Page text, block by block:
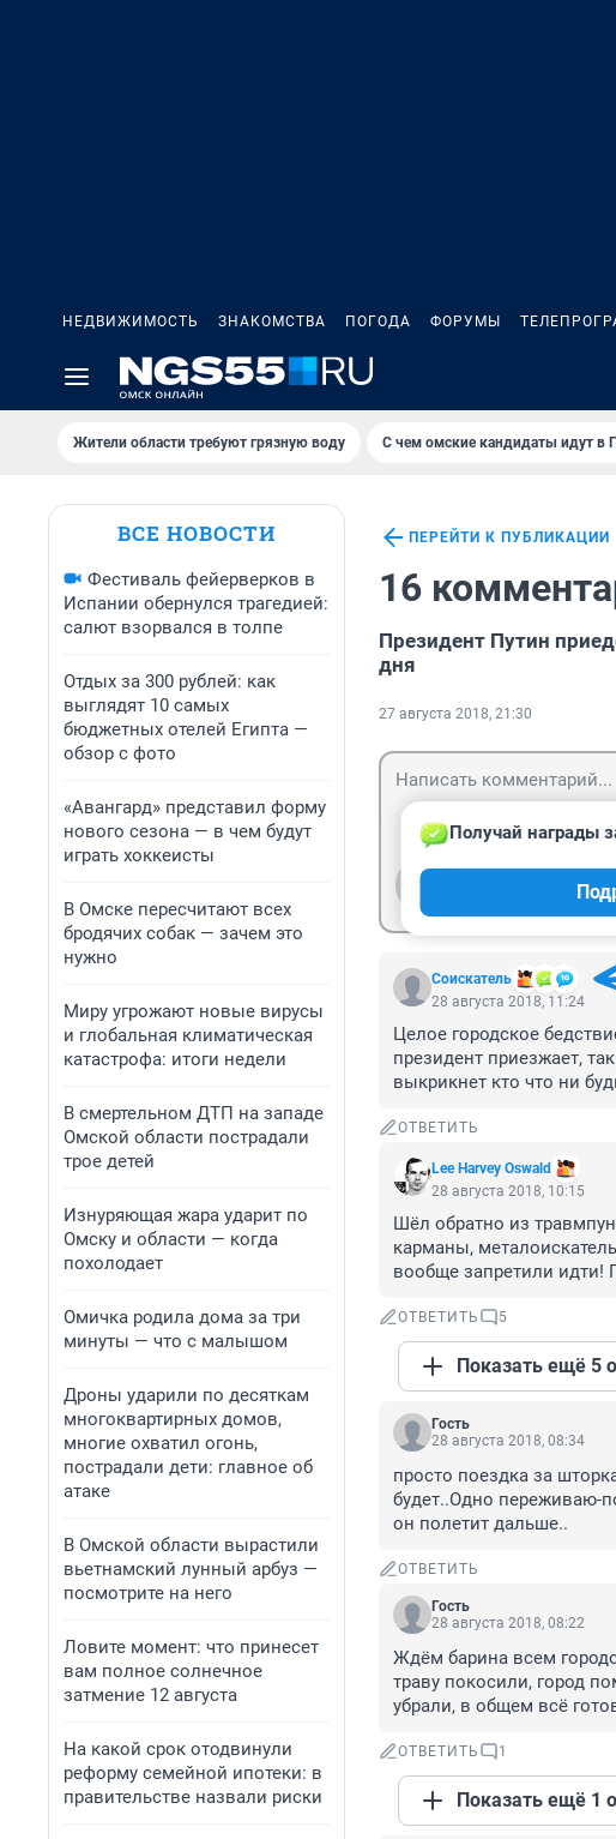
НЕДВИЖИМОСТЬ ЗНАКОМСТВА ПОГОДА ФОРУМЫ
Жители области требуют грязную воду С чем омские кандидаты идут в
ВСЕ НОВОСТИ
Фестиваль фейерверков в
Испании обернулся трагедией:
салют взорвался в толпе
Отдых за 300 рублей: как
выглядят 10 самых
бюджетных отелей Египта —
обзор с фото
«Авангард» представил форму
нового сезона — в чем будут
играть хоккеисты
В Омске пересчитают всех
бродячих собак — зачем это
нужно
Миру угрожают новые вирусы
и глобальная климатическая
катастрофа: итоги недели
В смертельном ДТП на западе
Омской области пострадали
трое детей
Изнуряющая жара ударит по
Омску и области — когда
похолодает
Омичка родила дома за три
минуты — что с малышом
Дроны ударили по десяткам
многоквартирных домов,
многие охватил огонь,
пострадали дети: главное об
атаке
В Омской области вырастили
вьетнамский лунный арбуз —
посмотрите на него
Ловите момент: что принесет
вам полное солнечное
затмение 12 августа
На какой срок отодвинули
реформу семейной ипотеки: в
правительстве назвали риски
ПЕРЕЙТИ К ПУБЛИКАЦИИ
16
Президент Путин
дня
27 августа 2018, 21:30
Соискатель
Получай награды
28 августа 2018, 11:24
Целое городское
президент приезжает,
выкрикнет кто что ни
ОТВЕТИТЬ
Lee Harvey Oswald
28 августа 2018, 10:15
Шёл обратно из
карманы,
вообще запретили идти!
ОТВЕТИТЬ 5
Показать ещё 5
Гость
28 августа 2018, 08:34
просто поездка за
будет..Одно переживаю-
он полетит дальше..
ОТВЕТИТЬ
Гость
28 августа 2018, 08:22
Ждём барина всем
траву покосили, город
убрали, в общем всё
ОТВЕТИТЬ 1
Показать ещё 1